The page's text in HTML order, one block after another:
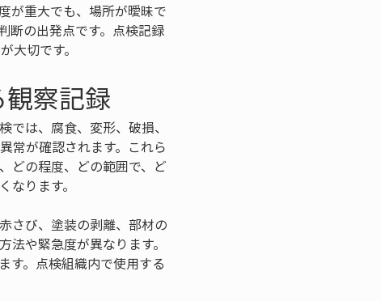
が重大でも、場所が曖昧で
断の出発点です。点検記録
大切です。
察記録
は、腐食、変形、破損、
常が確認されます。これら
どの程度、どの範囲で、ど
ります。
さび、塗装の剥離、部材の
や緊急度が異なります。
す。点検組織内で使用する